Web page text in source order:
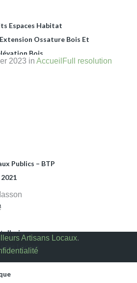
Espaces Habitat
Ossature Bois Et
Bois.
Publics – BTP
Locaux
2023 in Accueil Full resolution
Artisans Locaux.